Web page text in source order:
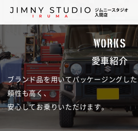
WORKS
愛車紹介
ブランド品を用いてパッケージングし
頼性も高く、
安心してお乗りいただけます。